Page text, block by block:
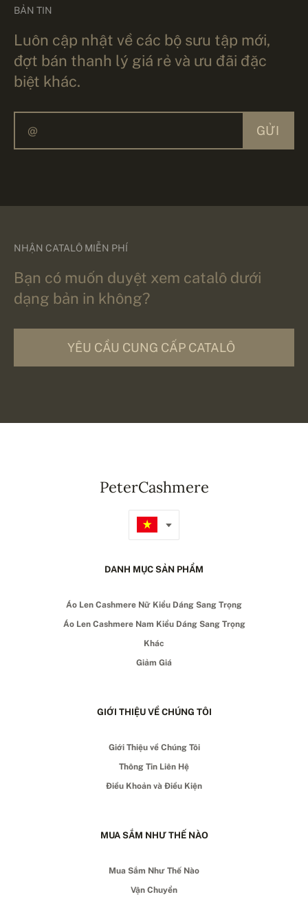
BẢN TIN
Luôn cập nhật về các bộ sưu tập mới,
đợt bán thanh lý giá rẻ và ưu đãi đặc
biệt khác.
GỬI
NHẬN CATALÔ MIỄN PHÍ
Bạn có muốn duyệt xem catalô dưới
dạng bản in không?
YÊU CẦU CUNG CẤP CATALÔ
PeterCashmere
DANH MỤC SẢN PHẨM
Áo Len Cashmere Nữ Kiểu Dáng Sang Trọng
Áo Len Cashmere Nam Kiểu Dáng Sang Trọng
Khác
Giảm Giá
GIỚI THIỆU VỀ CHÚNG TÔI
Giới Thiệu về Chúng Tôi
Thông Tin Liên Hệ
Điều Khoản và Điều Kiện
MUA SẮM NHƯ THẾ NÀO
Mua Sắm Như Thế Nào
Vận Chuyển